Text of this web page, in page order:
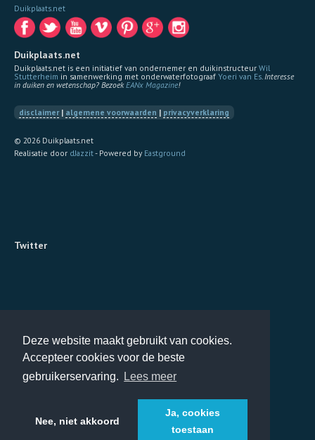
Deze website maakt gebruikt van cookies.
Accepteer cookies voor de beste
gebruikerservaring.
Lees meer
Nee, niet akkoord
Ja, cookies
toestaan
Duikplaats.net
Duikplaats.net
Duikplaats.net is een initiatief van ondernemer en duikinstructeur Wil
Stutterheim in samenwerking met onderwaterfotograaf Yoeri van Es Interesse
in duiken en wetenschap? BezoekEANx Magazine!
disclaimer| algemene voorwaarden | privacyverklaring
© 2026 Duikplaats.net
Realisatie door dJazzit- Powered by Eastground
Twitter